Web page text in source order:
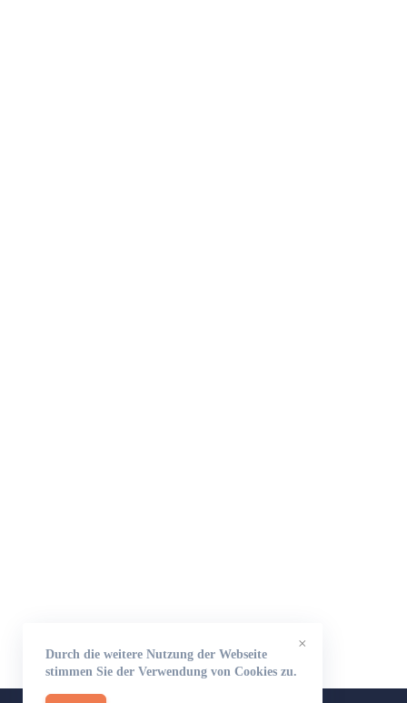
×
Durch die weitere Nutzung der Webseite
stimmen Sie der Verwendung von Cookies zu.